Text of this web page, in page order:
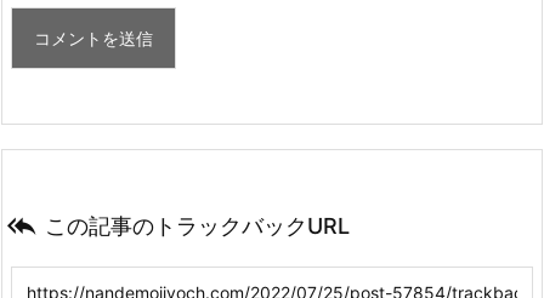
 この記事のトラックバックURL